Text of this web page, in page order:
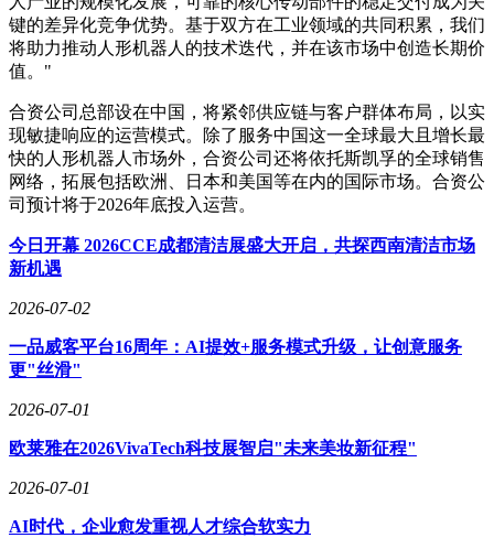
键的差异化竞争优势。基于双方在工业领域的共同积累，我们
将助力推动人形机器人的技术迭代，并在该市场中创造长期价
值。"
合资公司总部设在中国，将紧邻供应链与客户群体布局，以实
现敏捷响应的运营模式。除了服务中国这一全球最大且增长最
快的人形机器人市场外，合资公司还将依托斯凯孚的全球销售
网络，拓展包括欧洲、日本和美国等在内的国际市场。合资公
司预计将于2026年底投入运营。
今日开幕 2026CCE成都清洁展盛大开启，共探西南清洁市场
新机遇
2026-07-02
一品威客平台16周年：AI提效+服务模式升级，让创意服务
更"丝滑"
2026-07-01
欧莱雅在2026VivaTech科技展智启"未来美妆新征程"
2026-07-01
AI时代，企业愈发重视人才综合软实力